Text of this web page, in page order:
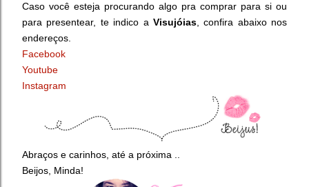
Caso você esteja procurando algo pra comprar para si ou
para presentear, te indico a Visujóias, confira abaixo nos
endereços.
Facebook
Youtube
Instagram
Abraços e carinhos, até a próxima ..
Beijos, Minda!